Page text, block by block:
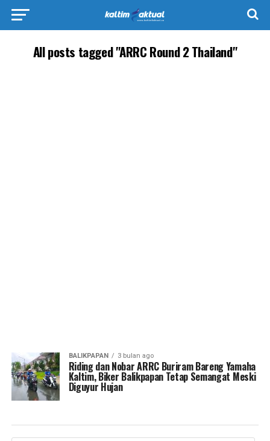
All posts tagged "ARRC Round 2 Thailand"
BALIKPAPAN 3 bulan ago
Riding dan Nobar ARRC Buriram Bareng Yamaha
Kaltim, Biker Balikpapan Tetap Semangat Meski
Diguyur Hujan